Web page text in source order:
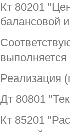
Кт 80201
балансовой
выполняется
Реализация
Дт 80801
Кт 85201